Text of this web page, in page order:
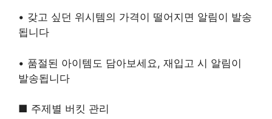
• 갖고 싶던 위시템의 가격이 떨어지면 알림이 발송
됩니다
• 품절된 아이템도 담아보세요, 재입고 시 알림이
발송됩니다
■ 주제별 버킷 관리